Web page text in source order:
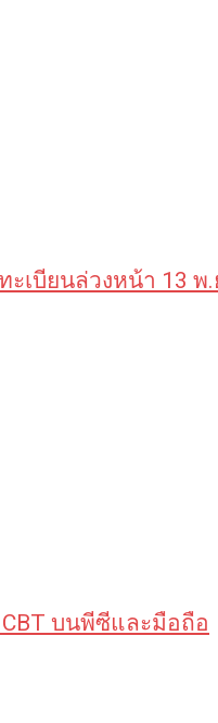
ะเบียนล่วงหน้า 13 พ
CBT บนพีซีและมือถือ